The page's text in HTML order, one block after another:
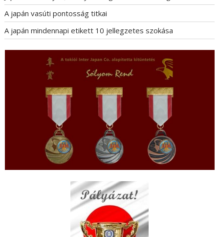
A japán vasúti pontosság titkai
A japán mindennapi etikett 10 jellegzetes szokása